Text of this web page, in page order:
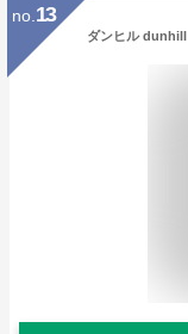
no. 13